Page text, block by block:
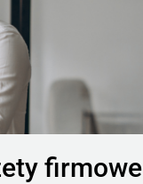
firmowe